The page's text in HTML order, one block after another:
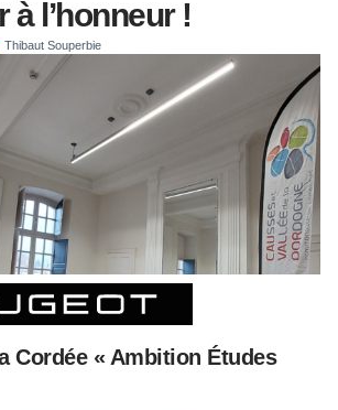
à l’honneur !
Thibaut Souperbie
Cordée « Ambition Études